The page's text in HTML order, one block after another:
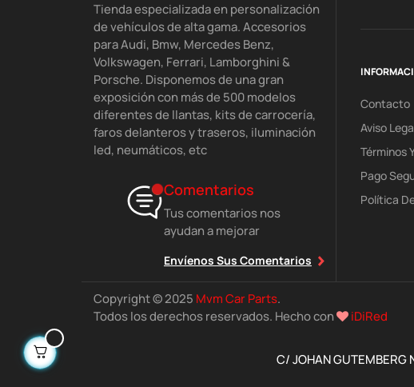
Tienda especializada en personalización
de vehículos de alta gama. Accesorios
para Audi, Bmw, Mercedes Benz,
Volkswagen, Ferrari, Lamborghini &
Porsche. Disponemos de una gran
exposición con más de 500 modelos
diferentes de llantas, kits de carrocería,
faros delanteros y traseros, iluminación
led, neumáticos, etc
Comentarios
Tus comentarios nos
ayudan a mejorar
Envíenos Sus Comentarios
Contacto
Aviso
Términos
Pago
Política
Copyright © 2025 Mvm Car Parts.
Todos los derechos reservados. Hecho con
iDiRed
C/ JOHAN GUTEMBERG